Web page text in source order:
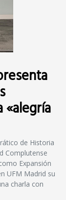
de Historia
Complutense
Expansión
UFM Madrid su
charla con